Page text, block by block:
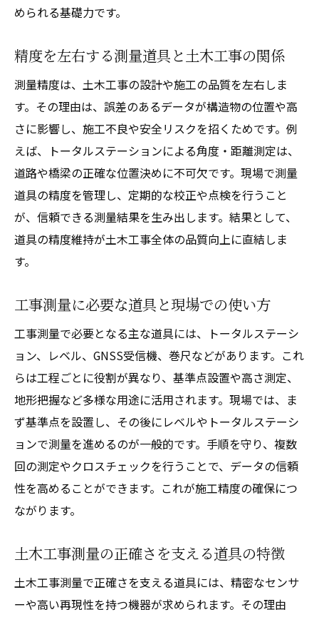
められる基礎力です。
精度を左右する測量道具と土木工事の関係
測量精度は、土木工事の設計や施工の品質を左右しま
す。その理由は、誤差のあるデータが構造物の位置や高
さに影響し、施工不良や安全リスクを招くためです。例
えば、トータルステーションによる角度・距離測定は、
道路や橋梁の正確な位置決めに不可欠です。現場で測量
道具の精度を管理し、定期的な校正や点検を行うこと
が、信頼できる測量結果を生み出します。結果として、
道具の精度維持が土木工事全体の品質向上に直結しま
す。
工事測量に必要な道具と現場での使い方
工事測量で必要となる主な道具には、トータルステーシ
ョン、レベル、GNSS受信機、巻尺などがあります。これ
らは工程ごとに役割が異なり、基準点設置や高さ測定、
地形把握など多様な用途に活用されます。現場では、ま
ず基準点を設置し、その後にレベルやトータルステーシ
ョンで測量を進めるのが一般的です。手順を守り、複数
回の測定やクロスチェックを行うことで、データの信頼
性を高めることができます。これが施工精度の確保につ
ながります。
土木工事測量の正確さを支える道具の特徴
土木工事測量で正確さを支える道具には、精密なセンサ
ーや高い再現性を持つ機器が求められます。その理由